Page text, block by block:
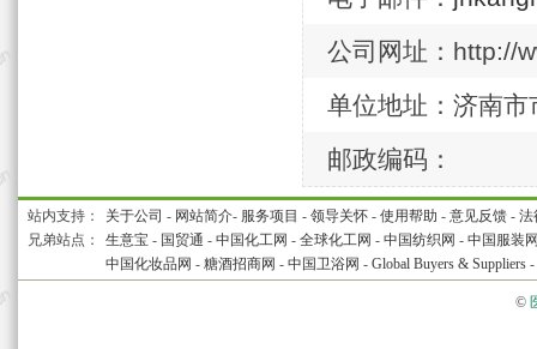
公司网址：http://
单位地址：济南
邮政编码：
站内支持： 关于公司 - 网站简介- 服务项目 - 领导关怀 - 使用帮助 - 意见反馈 - 法
兄弟站点：
生意宝 - 国贸通 - 中国化工网 - 全球化工网 - 中国纺织网 - 中国服装
中国化妆品网 - 糖酒招商网 - 中国卫浴网 - Global Buyers & Suppliers -
©